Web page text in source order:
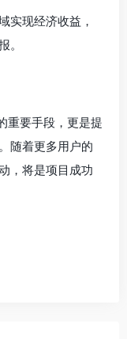
实现经济收益，
。
重要手段，更是提
随着更多用户的
，将是项目成功